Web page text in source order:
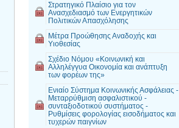
Στρατηγικό Πλαίσιο για τον
Ανασχεδιασμό των Ενεργητικών
Πολιτικών Απασχόλησης
Μέτρα Προώθησης Αναδοχής και
Υιοθεσίας
Σχέδιο Νόμου «Κοινωνική και
Αλληλέγγυα Οικονομία και ανάπτυξη
των φορέων της»
Ενιαίο Σύστημα Κοινωνικής Ασφάλειας -
Μεταρρύθμιση ασφαλιστικού -
συνταξιοδοτικού συστήματος -
Ρυθμίσεις φορολογίας εισοδήματος και
τυχερών παιγνίων